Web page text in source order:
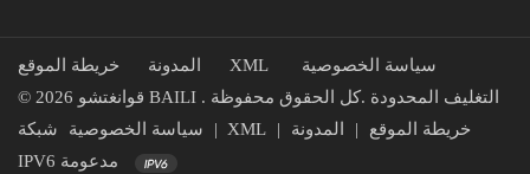
خريطة الموقع المدونة XML
سياسة الخصوصية
© 2026 قوانغتشو BAILI التغليف المحدودة .كل الحقوق محفوظة .
خريطة الموقع
| المدونة |
XML
| سياسة الخصوصية
شبكة